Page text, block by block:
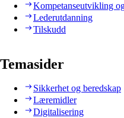
Kompetanseutvikling
Lederutdanning
Tilskudd
Temasider
Sikkerhet og beredskap
Læremidler
Digitalisering